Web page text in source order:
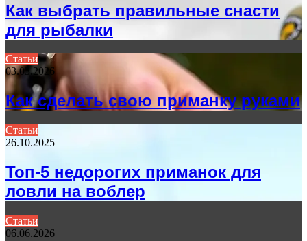
Как выбрать правильные снасти
для рыбалки
Статьи
03.03.2026
Как сделать свою приманку руками
Статьи
26.10.2025
Топ-5 недорогих приманок для
ловли на воблер
Статьи
06.06.2026